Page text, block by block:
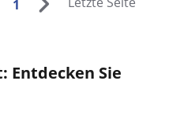
1
Entdecken Sie